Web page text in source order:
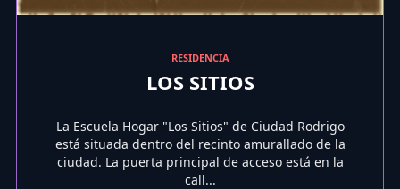
RESIDENCIA
LOS SITIOS
La Escuela Hogar "Los Sitios" de Ciudad Rodrigo
está situada dentro del recinto amurallado de la
ciudad. La puerta principal de acceso está en la
call...